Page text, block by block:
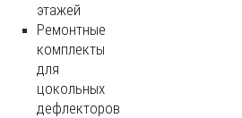
этажей
Ремонтные
комплекты
для
цокольных
дефлекторов